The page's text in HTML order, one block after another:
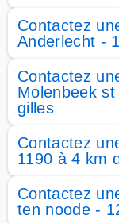
Contactez
Anderlecht -
Contactez
Molenbeek
gilles
Contactez
1190 à 4 km
Contactez
ten noode -